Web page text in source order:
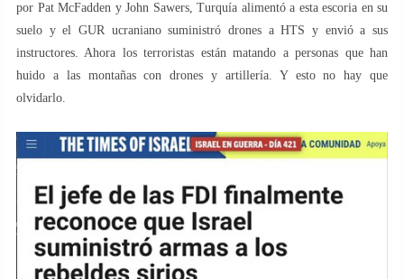
por Pat McFadden y John Sawers, Turquía alimentó a esta escoria en su
suelo y el GUR ucraniano suministró drones a HTS y envió a sus
instructores. Ahora los terroristas están matando a personas que han
huido a las montañas con drones y artillería. Y esto no hay que
olvidarlo.